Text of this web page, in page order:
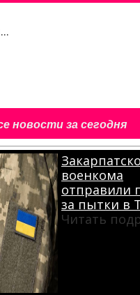
новости за сегодня
военкома
отправили
за пытки в
Читать